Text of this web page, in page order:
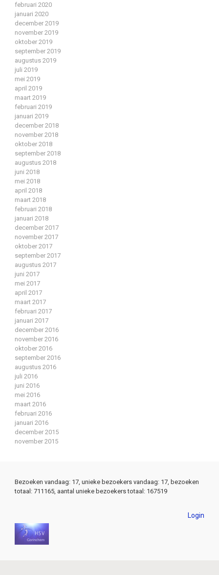
februari 2020
januari 2020
december 2019
november 2019
oktober 2019
september 2019
augustus 2019
juli 2019
mei 2019
april 2019
maart 2019
februari 2019
januari 2019
december 2018
november 2018
oktober 2018
september 2018
augustus 2018
juni 2018
mei 2018
april 2018
maart 2018
februari 2018
januari 2018
december 2017
november 2017
oktober 2017
september 2017
augustus 2017
juni 2017
mei 2017
april 2017
maart 2017
februari 2017
januari 2017
december 2016
november 2016
oktober 2016
september 2016
augustus 2016
juli 2016
juni 2016
mei 2016
maart 2016
februari 2016
januari 2016
december 2015
november 2015
Bezoeken vandaag: 17, unieke bezoekers vandaag: 17, bezoeken
totaal: 711165, aantal unieke bezoekers totaal: 167519
Login